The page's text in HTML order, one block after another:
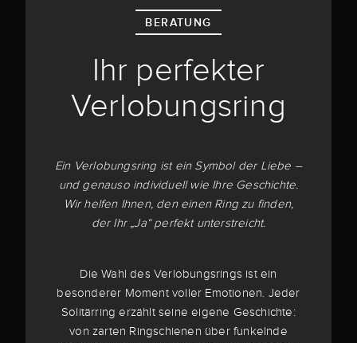
BERATUNG
Ihr perfekter
Verlobungsring
Ein Verlobungsring ist ein Symbol der Liebe –
und genauso individuell wie Ihre Geschichte.
Wir helfen Ihnen, den einen Ring zu finden,
der Ihr „Ja“ perfekt unterstreicht.
Die Wahl des Verlobungsrings ist ein
besonderer Moment voller Emotionen. Jeder
Solitärring erzählt seine eigene Geschichte:
von zarten Ringschienen über funkelnde